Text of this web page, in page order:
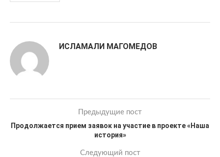
ИСЛАМАЛИ МАГОМЕДОВ
Предыдущие пост
Продолжается прием заявок на участие в проекте «Наша
история»
Следующий пост